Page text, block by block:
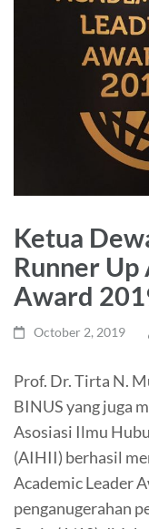
Ketua
Runner
Award
October 2, 2019
Prof. Dr. Tirta N.
BINUS yang juga
Asosiasi Ilmu
(AIHII) berhasil
Academic Leader
penganugerahan